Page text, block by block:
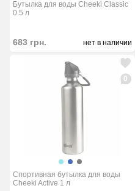
Бутылка для воды Cheeki Classic
0.5 л
683 грн. нет в наличии
0
Спортивная бутылка для воды
Cheeki Active 1 л